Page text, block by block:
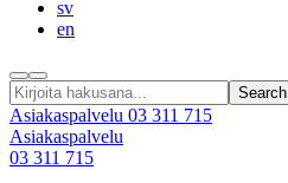
sv
en
Search
Asiakaspalvelu 03 311 715
Asiakaspalvelu
03 311 715